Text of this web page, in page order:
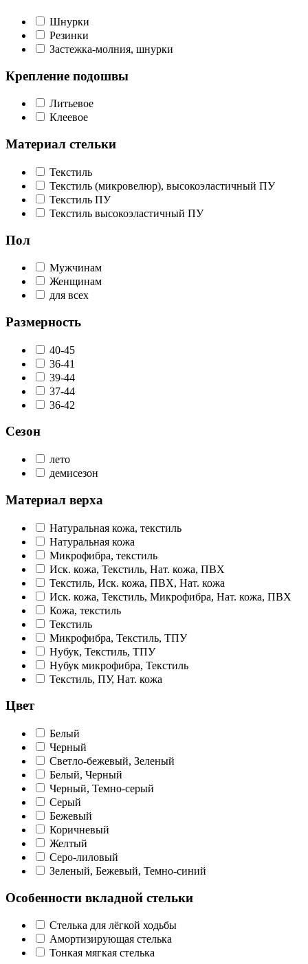
Шнурки
Резинки
Застежка-молния, шнурки
Крепление подошвы
Литьевое
Клеевое
Материал стельки
Текстиль
Текстиль (микровелюр), высокоэластичный ПУ
Текстиль ПУ
Текстиль высокоэластичный ПУ
Пол
Мужчинам
Женщинам
для всех
Размерность
40-45
36-41
39-44
37-44
36-42
Сезон
лето
демисезон
Материал верха
Натуральная кожа, текстиль
Натуральная кожа
Микрофибра, текстиль
Иск. кожа, Текстиль, Нат. кожа, ПВХ
Текстиль, Иск. кожа, ПВХ, Нат. кожа
Иск. кожа, Текстиль, Микрофибра, Нат. кожа, ПВХ
Кожа, текстиль
Текстиль
Микрофибра, Текстиль, ТПУ
Нубук, Текстиль, ТПУ
Нубук микрофибра, Текстиль
Текстиль, ПУ, Нат. кожа
Цвет
Белый
Черный
Светло-бежевый, Зеленый
Белый, Черный
Черный, Темно-серый
Серый
Бежевый
Коричневый
Желтый
Серо-лиловый
Зеленый, Бежевый, Темно-синий
Особенности вкладной стельки
Стелька для лёгкой ходьбы
Амортизирующая стелька
Тонкая мягкая стелька